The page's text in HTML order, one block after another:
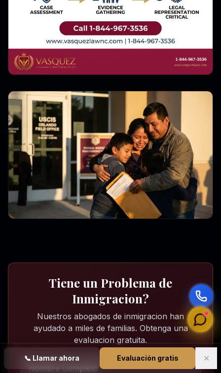
📞 Llamar ahora Evaluación gratis ✕
Tiene un Problema de
Inmigracion?
Nuestros abogados de inmigracion han
ayudado a miles de familias. Obtenga una
evaluacion gratuita.